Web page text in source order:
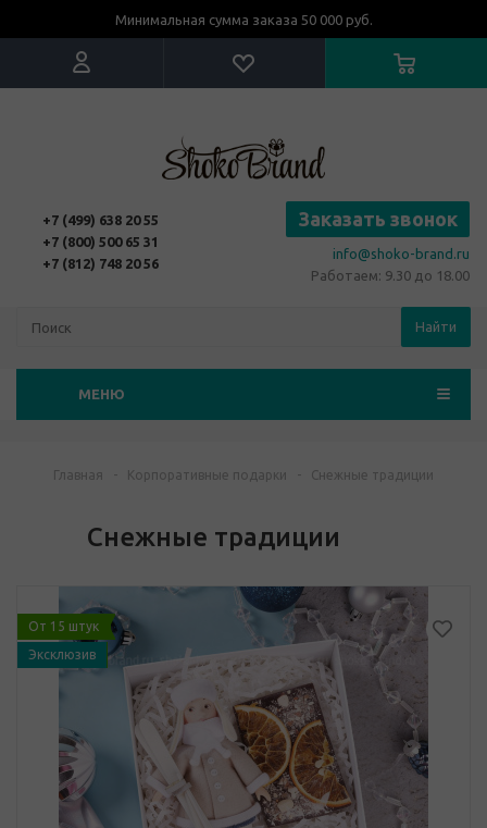
Минимальная сумма заказа 50 000 руб.
+7 (499) 638 20 55
+7 (800) 500 65 31
+7 (812) 748 20 56
Заказать звонок
info@shoko-brand.ru
Работаем: 9.30 до 18.00
Найти
МЕНЮ
Главная - Корпоративные подарки - Снежные традиции
Снежные традиции
От 15 штук
Эксклюзив